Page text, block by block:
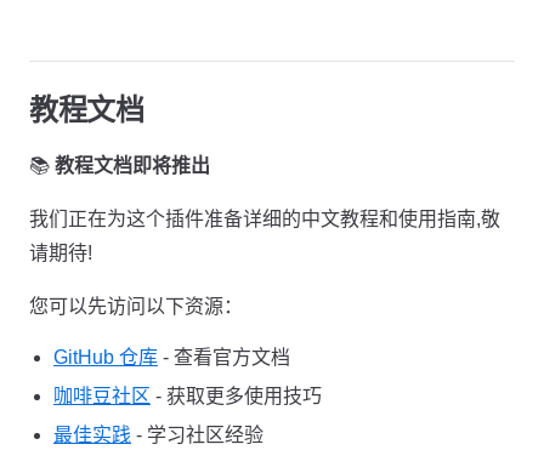
教程文档
📚 教程文档即将推出
我们正在为这个插件准备详细的中文教程和使用指南,敬
请期待!
您可以先访问以下资源：
GitHub 仓库 - 查看官方文档
咖啡豆社区 - 获取更多使用技巧
最佳实践 - 学习社区经验